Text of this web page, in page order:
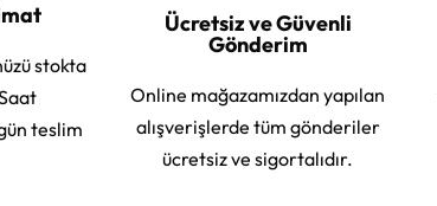
stokta
teslim
Ücretsiz ve Güvenli
Gönderim
Online mağazamızdan yapılan
alışverişlerde tüm gönderiler
ücretsiz ve sigortalıdır.